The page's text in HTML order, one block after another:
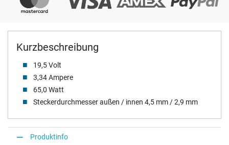
Kurzbeschreibung
19,5 Volt
3,34 Ampere
65,0 Watt
Steckerdurchmesser außen / innen 4,5 mm / 2,9 mm
Produktinfo